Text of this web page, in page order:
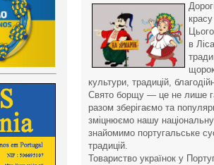
в
культури, традицій,
Свято борщу — це не лише
разом зберігаємо та
зміцнюємо нашу
знайомимо португальське
традицій.
Товариство українок у